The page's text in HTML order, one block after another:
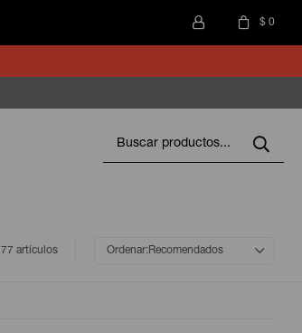
$ 0
77 artículos Recomendados